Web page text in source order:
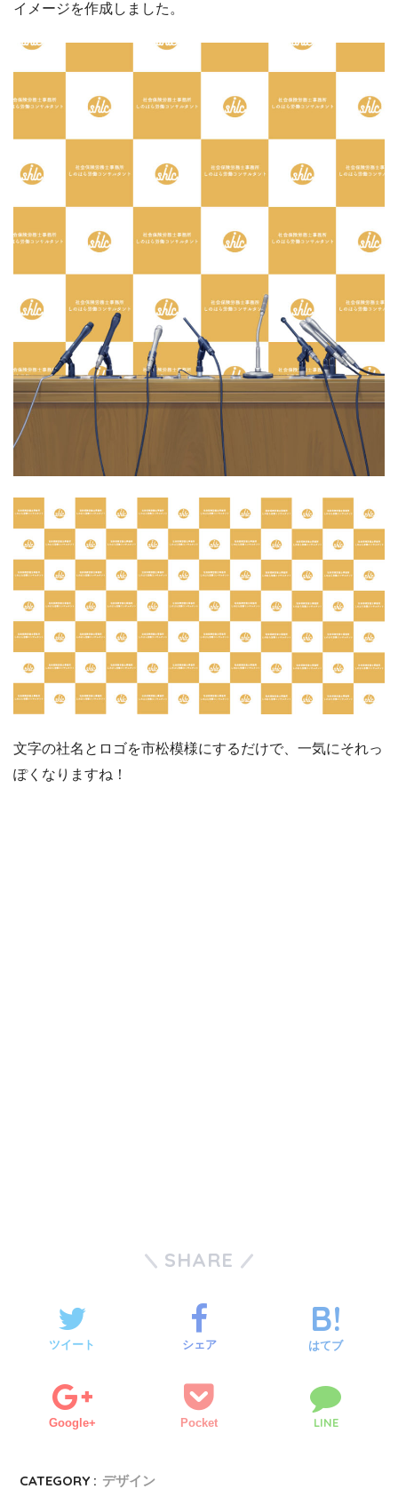
イメージを作成しました。
文字の社名とロゴを市松模様にするだけで、一気にそれっ
ぽくなりますね！
SHARE
ツイート シェア はてブ
Google+ Pocket LINE
CATEGORY : デザイン